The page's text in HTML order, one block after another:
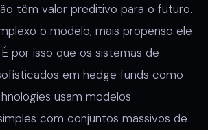
têm valor preditivo para o futuro.
o modelo, mais propenso ele
por isso que os sistemas de
em hedge funds como
usam modelos
com conjuntos massivos de